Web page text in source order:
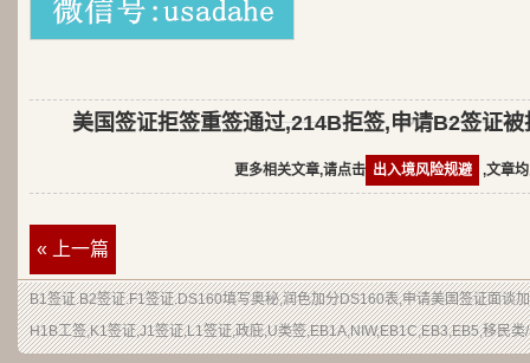
美国签证拒签重签通过,214B拒签,申请B2签证
更多相关文章,请点击 出入境风险规避 ,文章
« 上一篇
B1签证.B2签证.F1签证.DS160填写奥秘,润色加分DS160表,申请美国签证面谈
H1B工签,K1签证,J1签证,L1签证,政庇,U类签,EB1A,NIW,EB1C,EB3,EB5,移民